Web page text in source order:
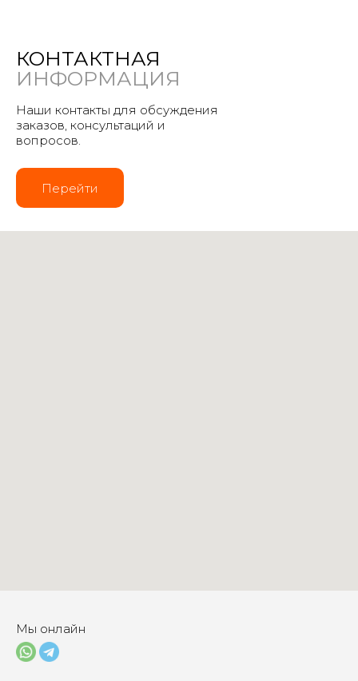
КОНТАКТНАЯ
ИНФОРМАЦИЯ
Наши контакты для обсуждения
заказов, консультаций и
вопросов.
Перейти
Мы онлайн